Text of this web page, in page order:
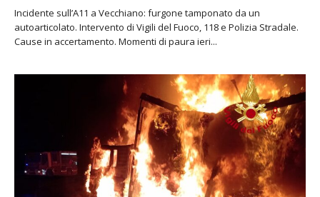
Incidente sull’A11 a Vecchiano: furgone tamponato da un
autoarticolato. Intervento di Vigili del Fuoco, 118 e Polizia Stradale.
Cause in accertamento. Momenti di paura ieri...